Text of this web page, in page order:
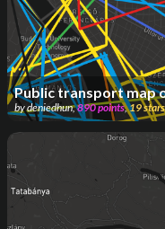
Public transport map
bydeniedhun,890points,19stars